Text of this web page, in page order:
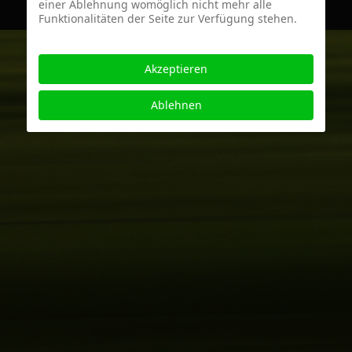
einer Ablehnung womöglich nicht mehr alle
Funktionalitäten der Seite zur Verfügung stehen.
Akzeptieren
Ablehnen